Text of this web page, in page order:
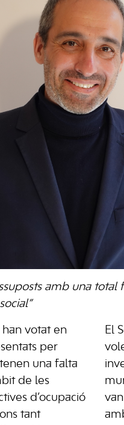
amb una
han votat en
per
una falta
de les
d’ocupació
tant
El